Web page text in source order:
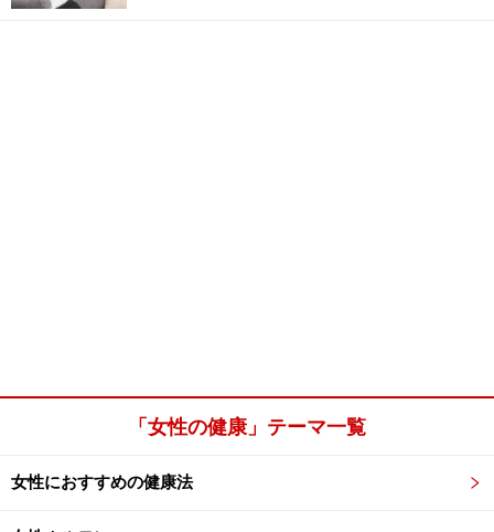
「女性の健康」テーマ一覧
女性におすすめの健康法